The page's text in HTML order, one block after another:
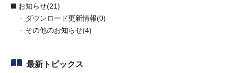
お知らせ(21)
ダウンロード更新情報(0)
その他のお知らせ(4)
最新トピックス